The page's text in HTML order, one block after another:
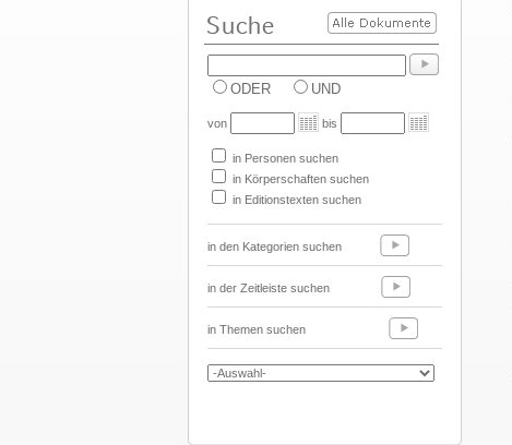
ODER UND
von bis
in Personen suchen
in Körperschaften suchen
in Editionstexten suchen
in den Kategorien suchen
in der Zeitleiste suchen
in Themen suchen